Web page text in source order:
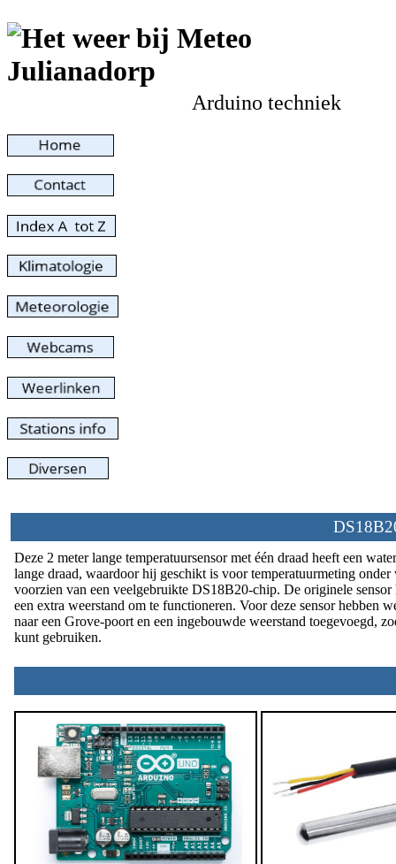
Arduino techniek
Deze 2 meter lange temperatuursensor met één draad heeft een
lange draad, waardoor hij geschikt is voor temperatuurmeting onder
voorzien van een veelgebruikte DS18B20-chip. De originele sensor
een extra weerstand om te functioneren. Voor deze sensor hebben
naar een Grove-poort en een ingebouwde weerstand toegevoegd,
kunt gebruiken.